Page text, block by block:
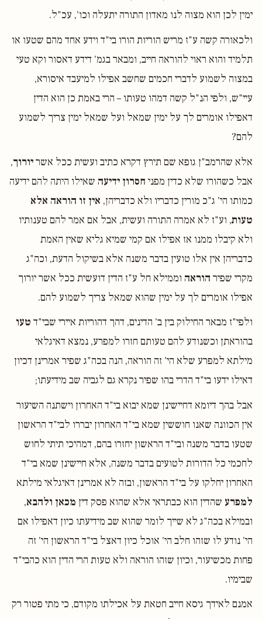
ימין לכן הוא מצוה לנו מאדון התורה יתעלה וכו', עכ"ל.
ולכאורה קשה ע"ז מריש הוריות הורו בי"ד וידע אחד מהם שטעו או
תלמיד והוא ראוי להוראה חייב, ומבאר בגמ' דידע דאסור וקא טעי
במצוה לשמוע לדברי חכמים שחשב אפילו למיעבד איסורא,
עיי"ש, ולפי הנ"ל קשה דמהו טעותו – הרי באמת כן הוא הדין
דאפילו אומרים לך על ימין שמאל ועל שמאל ימין צריך לשמוע
להם?
אלא שהרמב"ן גופא שם תירץ דקרא כתיב ועשית ככל אשריורוך,
אבל כשהורו שלא כדין מפני חסרון ידיעה שאילו היתה להם ידיעה
כמותו הי' ג"כ מורין כדבריו ולא כדבריהן, אין זו הוראה אלא
טעות, וע"ז לא אמרה התורה ועשית, אבל אם אמר להם טענותיו
ולא קיבלו ממנו אז אפילו אם קמי שמיא גליא שאין האמת
כדבריהן אין אלו טועין בדבר משנה אלא בשיקול הדעת, וכה"ג
מקרי שפיר הוראה וממילא חל ע"ז הדין דועשית ככל אשר יורוך
אפילו אומרים לך על ימין שהוא שמאל צריך לשמוע להם.
ולפי"ז מבאר החילוק בין ב' הדינים, דהך דהוריות איירי שבי"ד טעו
בהוראתן וכשנודע להם טעותם חזרו למפרע, נמצא דאיגלאי
מילתא למפרע שלא הי' זה הוראה, הנה בכה"ג שפיר אמרינן דכיון
דאילו ידעו בי"ד הדרי בהו שפיר נקרא גם לגביה שב מידיעתו;
אבל בהך דיומא דחיישינן שמא יבוא בי"ד האחרון וישתנה השיעור
אין הכוונה שאנו חוששין שמא בי"ד האחרון יבררו לבי"ד הראשון
שטעו בדבר משנה ובי"ד הראשון יחזרו בהם, דמהיכי תיתי לחוש
לחכמי כל הדורות לטועים בדבר משנה, אלא חיישינן שמא בי"ד
האחרון יחלקו על בי"ד הראשון, ובזה לא אמרינן דאיגלאי מילתא
למפרע שהדין הוא כבתראי אלא שהוא פסק דין מכאן ולהבא,
ובמילא בכה"ג לא שייך לומר שהוא שב מידיעתו כיון דאפילו אם
הי' נודע לו שזהו חלב הי' אוכל כיון דאצל בי"ד הראשון הי' זה
פחות מכשיעור, וכיון שזהו הוראה ולא טעות הרי הדין הוא כהבי"ד
שבימיו.
אמנם לאידך גיסא חייב חטאת על אכילתו מקודם, כי מתי פטור רק